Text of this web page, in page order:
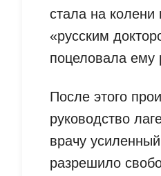
стала на колени
«русским
поцеловала ему
После этого
руководство
врачу
разрешило